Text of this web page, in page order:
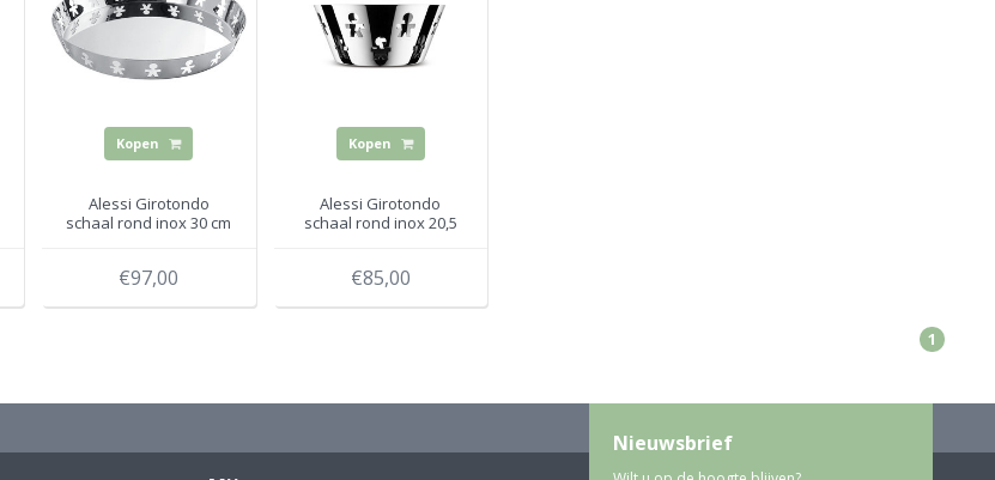
Kopen
Alessi Girotondo
schaal rond inox 30 cm
€97,00
Kopen
Alessi Girotondo
schaal rond inox 20,5
€85,00
1
Nieuwsbrief